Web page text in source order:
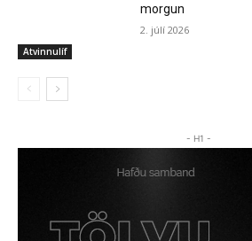
Atvinnulíf
morgun
2. júlí 2026
- H1 -